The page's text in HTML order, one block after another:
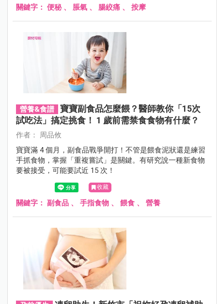
關鍵字： 便秘、 脹氣 、 腸絞痛 、 按摩
營養&食譜
寶寶副食品怎麼餵？醫師教你「15次
試吃法」搞定挑食！ 1 歲前需禁食食物有什麼？
作者： 周品攸
寶寶滿 4 個月，副食品戰爭開打！不管是餵食泥狀還是練習
手抓食物，掌握「重複嘗試」是關鍵。有研究說一種新食物
要被接受，可能要試近 15 次！
收藏
關鍵字： 副食品 、 手指食物 、 餵食 、 營養